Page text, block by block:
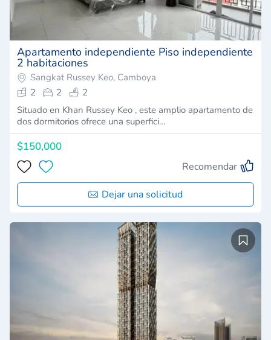
Apartamento independiente Piso independiente
2 habitaciones
Sangkat Russey Keo, Camboya
2
2
2
Situado en Khan Russey Keo , este amplio apartamento de
dos dormitorios ofrece una superfici…
$150,000
Recomendar
Dejar una solicitud